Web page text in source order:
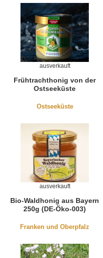
Frühtrachthonig von der
Ostseeküste
Ostseeküste
ausverkauft
Bio-Waldhonig aus Bayern
250g (DE-Öko-003)
Franken und Oberpfalz
ausverkauft